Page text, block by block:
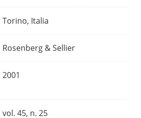
Torino, Italia
Rosenberg & Sellier
2001
vol. 45, n. 25